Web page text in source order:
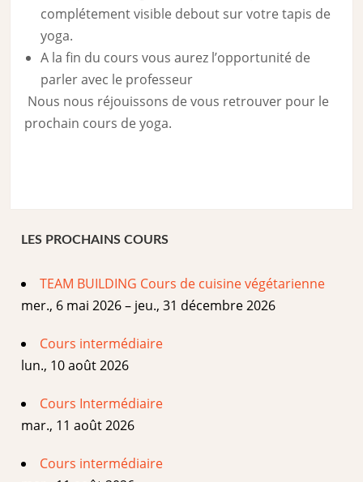
complétement visible debout sur votre tapis de
yoga.
A la fin du cours vous aurez l’opportunité de
parler avec le professeur
Nous nous réjouissons de vous retrouver pour le
prochain cours de yoga.
LES PROCHAINS COURS
TEAM BUILDING Cours de cuisine végétarienne
mer., 6 mai 2026 – jeu., 31 décembre 2026
Cours intermédiaire
lun., 10 août 2026
Cours Intermédiaire
mar., 11 août 2026
Cours intermédiaire